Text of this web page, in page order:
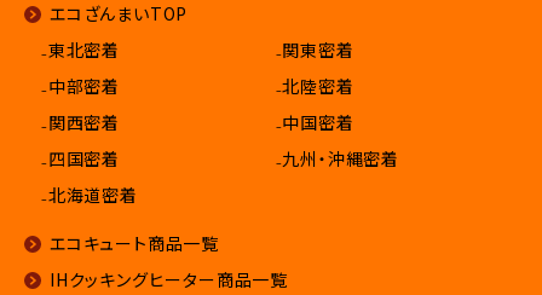
エコざんまいTOP
₋東北密着
₋関東密着
₋中部密着
₋北陸密着
₋関西密着
₋中国密着
₋四国密着
₋九州・沖縄密着
₋北海道密着
エコキュート商品一覧
IHクッキングヒーター商品一覧